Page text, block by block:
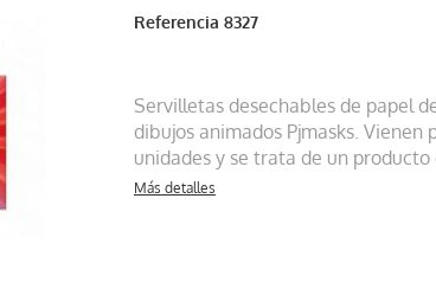
Referencia 8327
Servilletas desechables de papel
dibujos animados Pjmasks.
unidades y se trata de un
Más detalles